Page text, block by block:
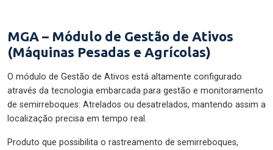
MGA – Módulo de Gestão de Ativos
(Máquinas Pesadas e Agrícolas)
O módulo de Gestão de Ativos está altamente configurado
através da tecnologia embarcada para gestão e monitoramento
de semirreboques: Atrelados ou desatrelados, mantendo assim a
localização precisa em tempo real.
Produto que possibilita o rastreamento de semirreboques,